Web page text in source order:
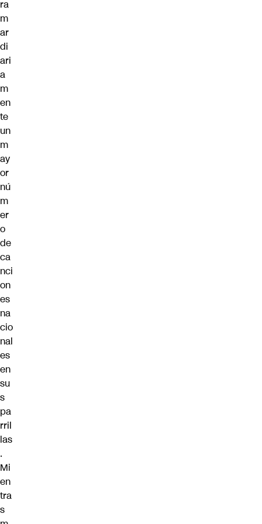
ra
m
ar
di
ari
a
m
en
te
un
m
ay
or
nú
m
er
o
de
ca
nci
on
es
na
cio
nal
es
en
su
s
pa
rril
las
.
Mi
en
tra
s